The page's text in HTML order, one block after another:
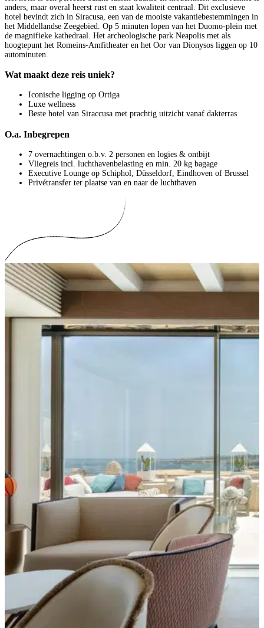
anders, maar overal heerst rust en staat kwaliteit centraal. Dit exclusieve
hotel bevindt zich in Siracusa, een van de mooiste vakantiebestemmingen in
het Middellandse Zeegebied. Op 5 minuten lopen van het Duomo-plein met
de magnifieke kathedraal. Het archeologische park Neapolis met als
hoogtepunt het Romeins-Amfitheater en het Oor van Dionysos liggen op 10
autominuten.
Wat maakt deze reis uniek?
Iconische ligging op Ortiga
Luxe wellness
Beste hotel van Siraccusa met prachtig uitzicht vanaf dakterras
O.a. Inbegrepen
7 overnachtingen o.b.v. 2 personen en logies & ontbijt
Vliegreis incl. luchthavenbelasting en min. 20 kg bagage
Executive Lounge op Schiphol, Düsseldorf, Eindhoven of Brussel
Privétransfer ter plaatse van en naar de luchthaven